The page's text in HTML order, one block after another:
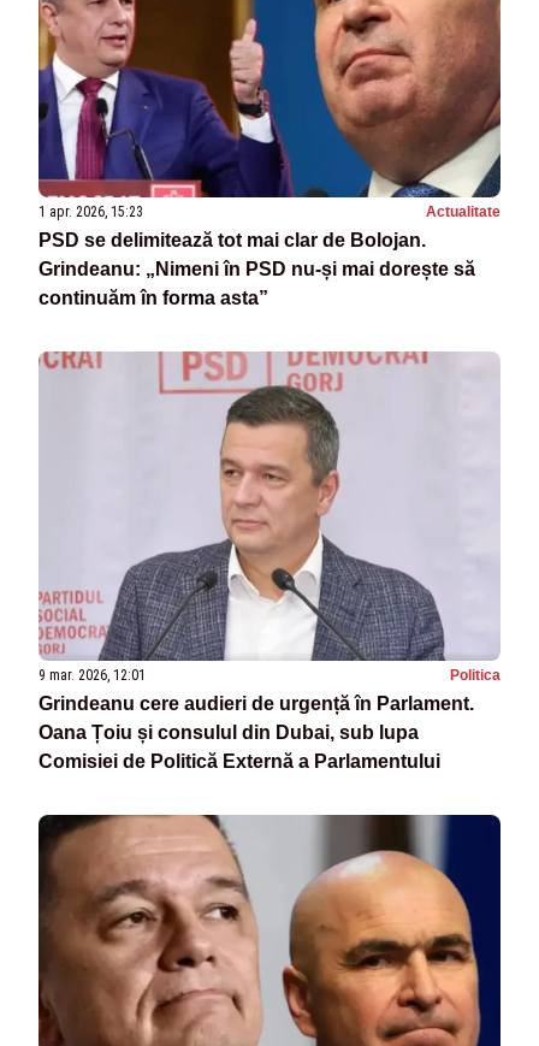
1 apr. 2026, 15:23 Actualitate
PSD se delimitează tot mai clar de Bolojan.
Grindeanu: „Nimeni în PSD nu-și mai dorește să
continuăm în forma asta”
9 mar. 2026, 12:01 Politica
Grindeanu cere audieri de urgență în Parlament.
Oana Țoiu și consulul din Dubai, sub lupa
Comisiei de Politică Externă a Parlamentului